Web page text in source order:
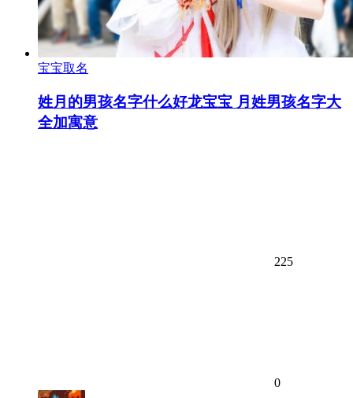
宝宝取名
姓月的男孩名字什么好龙宝宝 月姓男孩名字大
全加寓意
225
0